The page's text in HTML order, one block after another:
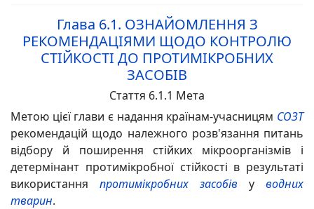
Глава 6.1. ОЗНАЙОМЛЕННЯ З
РЕКОМЕНДАЦІЯМИ ЩОДО КОНТРОЛЮ
СТІЙКОСТІ ДО ПРОТИМІКРОБНИХ
ЗАСОБІВ
Стаття 6.1.1 Мета
Метою цієї глави є надання країнам-учасницям СОЗТ
рекомендацій щодо належного розв'язання питань
відбору й поширення стійких мікроорганізмів і
детермінант протимікробної стійкості в результаті
використання протимікробних засобів у водних
тварин.